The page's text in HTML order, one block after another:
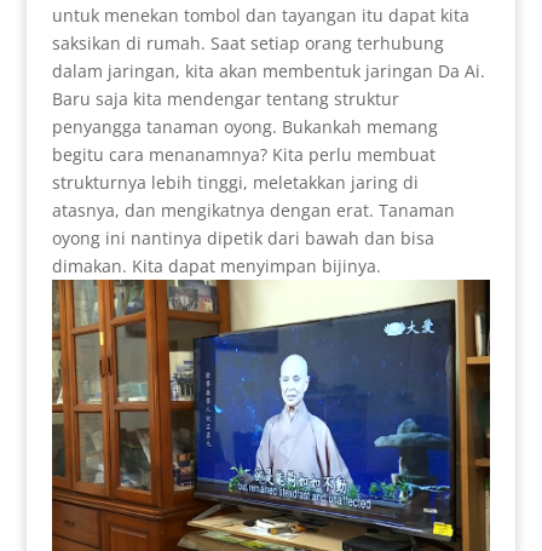
untuk menekan tombol dan tayangan itu dapat kita
saksikan di rumah. Saat setiap orang terhubung
dalam jaringan, kita akan membentuk jaringan Da Ai.
Baru saja kita mendengar tentang struktur
penyangga tanaman oyong. Bukankah memang
begitu cara menanamnya? Kita perlu membuat
strukturnya lebih tinggi, meletakkan jaring di
atasnya, dan mengikatnya dengan erat. Tanaman
oyong ini nantinya dipetik dari bawah dan bisa
dimakan. Kita dapat menyimpan bijinya.